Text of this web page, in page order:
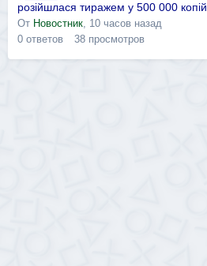
розійшлася тиражем у 500 000 копій
От Новостник 10 часов назад
0 ответов 38 просмотров